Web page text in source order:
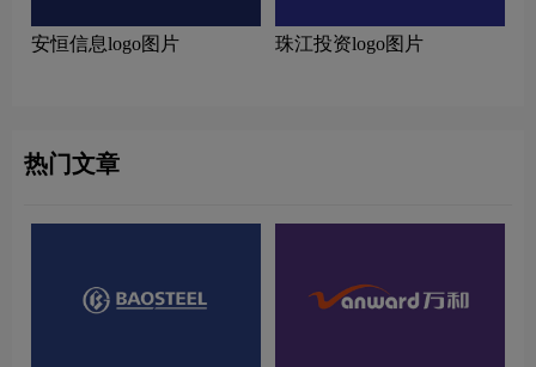
安恒信息logo图片 珠江投资logo图片
热门文章